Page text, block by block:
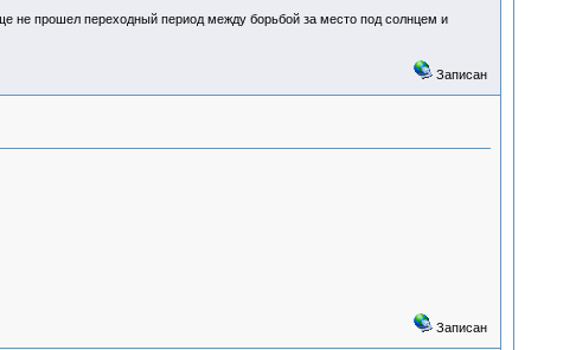
не прошел переходный период между борьбой за место под солнцем и
Записан
Записан